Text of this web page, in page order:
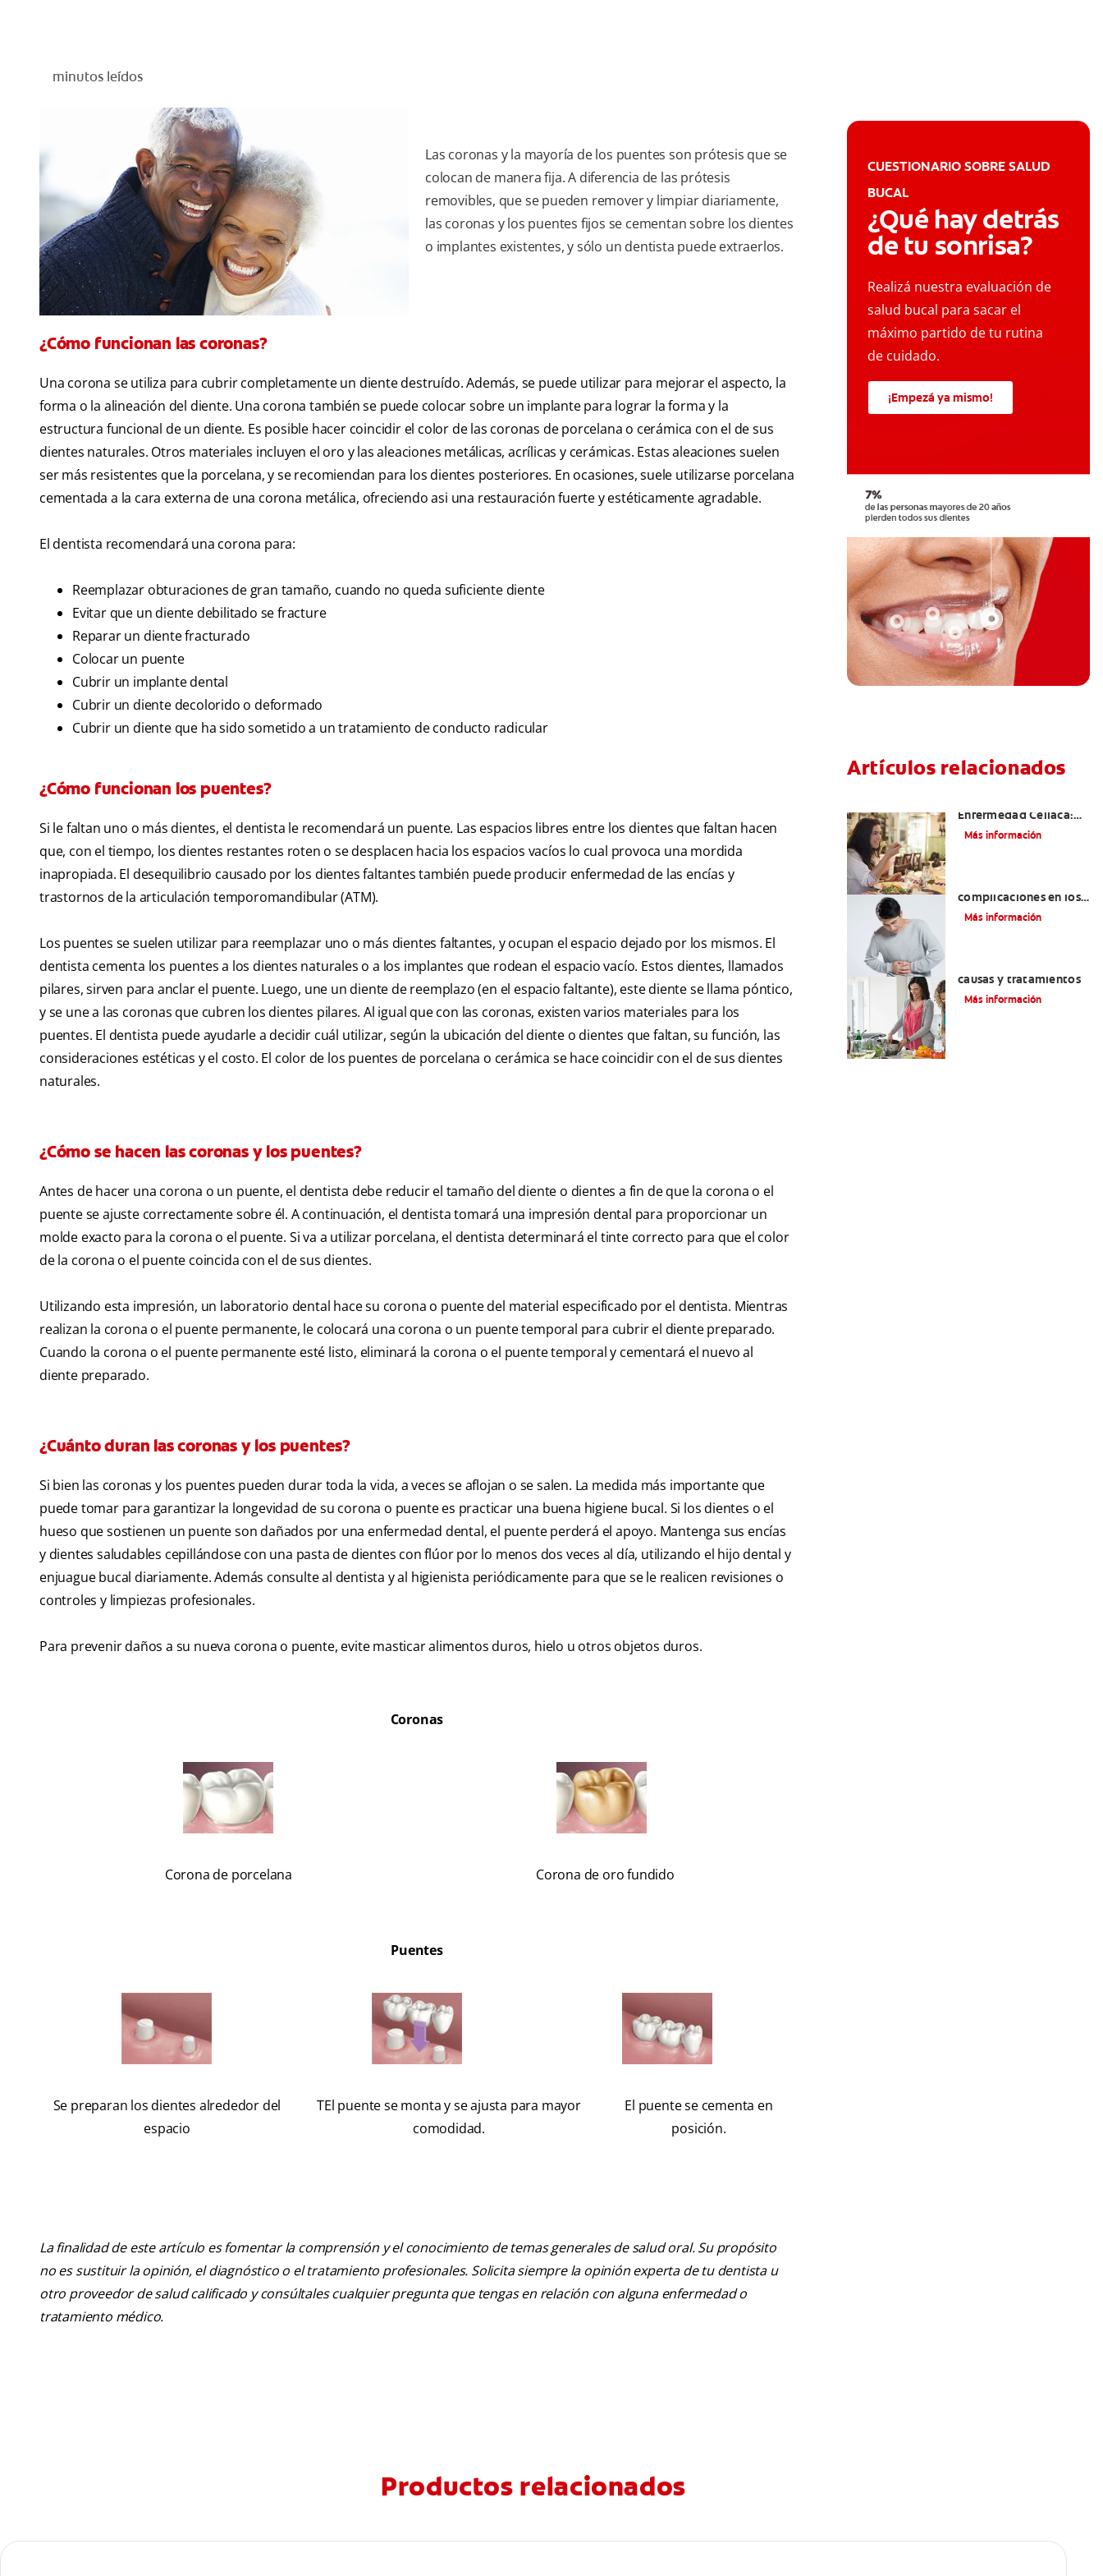
minutos leídos
Las coronas y la mayoría de los puentes son prótesis que se
colocan de manera fija. A diferencia de las prótesis
removibles, que se pueden remover y limpiar diariamente,
las coronas y los puentes fijos se cementan sobre los dientes
o implantes existentes, y sólo un dentista puede extraerlos.
¿Cómo funcionan las coronas?
Una corona se utiliza para cubrir completamente un diente destruído. Además, se puede utilizar para mejorar el aspecto, la
forma o la alineación del diente. Una corona también se puede colocar sobre un implante para lograr la forma y la
estructura funcional de un diente. Es posible hacer coincidir el color de las coronas de porcelana o cerámica con el de sus
dientes naturales. Otros materiales incluyen el oro y las aleaciones metálicas, acrílicas y cerámicas. Estas aleaciones suelen
ser más resistentes que la porcelana, y se recomiendan para los dientes posteriores. En ocasiones, suele utilizarse porcelana
cementada a la cara externa de una corona metálica, ofreciendo asi una restauración fuerte y estéticamente agradable.
El dentista recomendará una corona para:
Reemplazar obturaciones de gran tamaño, cuando no queda suficiente diente
Evitar que un diente debilitado se fracture
Reparar un diente fracturado
Colocar un puente
Cubrir un implante dental
Cubrir un diente decolorido o deformado
Cubrir un diente que ha sido sometido a un tratamiento de conducto radicular
¿Cómo funcionan los puentes?
Si le faltan uno o más dientes, el dentista le recomendará un puente. Las espacios libres entre los dientes que faltan hacen
que, con el tiempo, los dientes restantes roten o se desplacen hacia los espacios vacíos lo cual provoca una mordida
inapropiada. El desequilibrio causado por los dientes faltantes también puede producir enfermedad de las encías y
trastornos de la articulación temporomandibular (ATM).
Los puentes se suelen utilizar para reemplazar uno o más dientes faltantes, y ocupan el espacio dejado por los mismos. El
dentista cementa los puentes a los dientes naturales o a los implantes que rodean el espacio vacío. Estos dientes, llamados
pilares, sirven para anclar el puente. Luego, une un diente de reemplazo (en el espacio faltante), este diente se llama póntico,
y se une a las coronas que cubren los dientes pilares. Al igual que con las coronas, existen varios materiales para los
puentes. El dentista puede ayudarle a decidir cuál utilizar, según la ubicación del diente o dientes que faltan, su función, las
consideraciones estéticas y el costo. El color de los puentes de porcelana o cerámica se hace coincidir con el de sus dientes
naturales.
¿Cómo se hacen las coronas y los puentes?
Antes de hacer una corona o un puente, el dentista debe reducir el tamaño del diente o dientes a fin de que la corona o el
puente se ajuste correctamente sobre él. A continuación, el dentista tomará una impresión dental para proporcionar un
molde exacto para la corona o el puente. Si va a utilizar porcelana, el dentista determinará el tinte correcto para que el color
de la corona o el puente coincida con el de sus dientes.
Utilizando esta impresión, un laboratorio dental hace su corona o puente del material especificado por el dentista. Mientras
realizan la corona o el puente permanente, le colocará una corona o un puente temporal para cubrir el diente preparado.
Cuando la corona o el puente permanente esté listo, eliminará la corona o el puente temporal y cementará el nuevo al
diente preparado.
¿Cuánto duran las coronas y los puentes?
Si bien las coronas y los puentes pueden durar toda la vida, a veces se aflojan o se salen. La medida más importante que
puede tomar para garantizar la longevidad de su corona o puente es practicar una buena higiene bucal. Si los dientes o el
hueso que sostienen un puente son dañados por una enfermedad dental, el puente perderá el apoyo. Mantenga sus encías
y dientes saludables cepillándose con una pasta de dientes con flúor por lo menos dos veces al día, utilizando el hijo dental y
enjuague bucal diariamente. Además consulte al dentista y al higienista periódicamente para que se le realicen revisiones o
controles y limpiezas profesionales.
Para prevenir daños a su nueva corona o puente, evite masticar alimentos duros, hielo u otros objetos duros.
Coronas
Corona de porcelana Corona de oro fundido
Puentes
Se preparan los dientes alrededor del
espacio
TEl puente se monta y se ajusta para mayor
comodidad.
El puente se cementa en
posición.
La finalidad de este artículo es fomentar la comprensión y el conocimiento de temas generales de salud oral. Su propósito
no es sustituir la opinión, el diagnóstico o el tratamiento profesionales. Solicita siempre la opinión experta de tu dentista u
otro proveedor de salud calificado y consúltales cualquier pregunta que tengas en relación con alguna enfermedad o
tratamiento médico.
CUESTIONARIO SOBRE SALUD
BUCAL
¿Qué hay detrás
de tu sonrisa?
Realizá nuestra evaluación de
salud bucal para sacar el
máximo partido de tu rutina
de cuidado.
¡Empezá ya mismo!
Artículos relacionados
Enfermedad Celíaca:
Cómo Reconocerlas Y
Más información
complicaciones en los
dientes | Cuidado bucal
Más información
causas y tratamientos
Más información
Productos relacionados